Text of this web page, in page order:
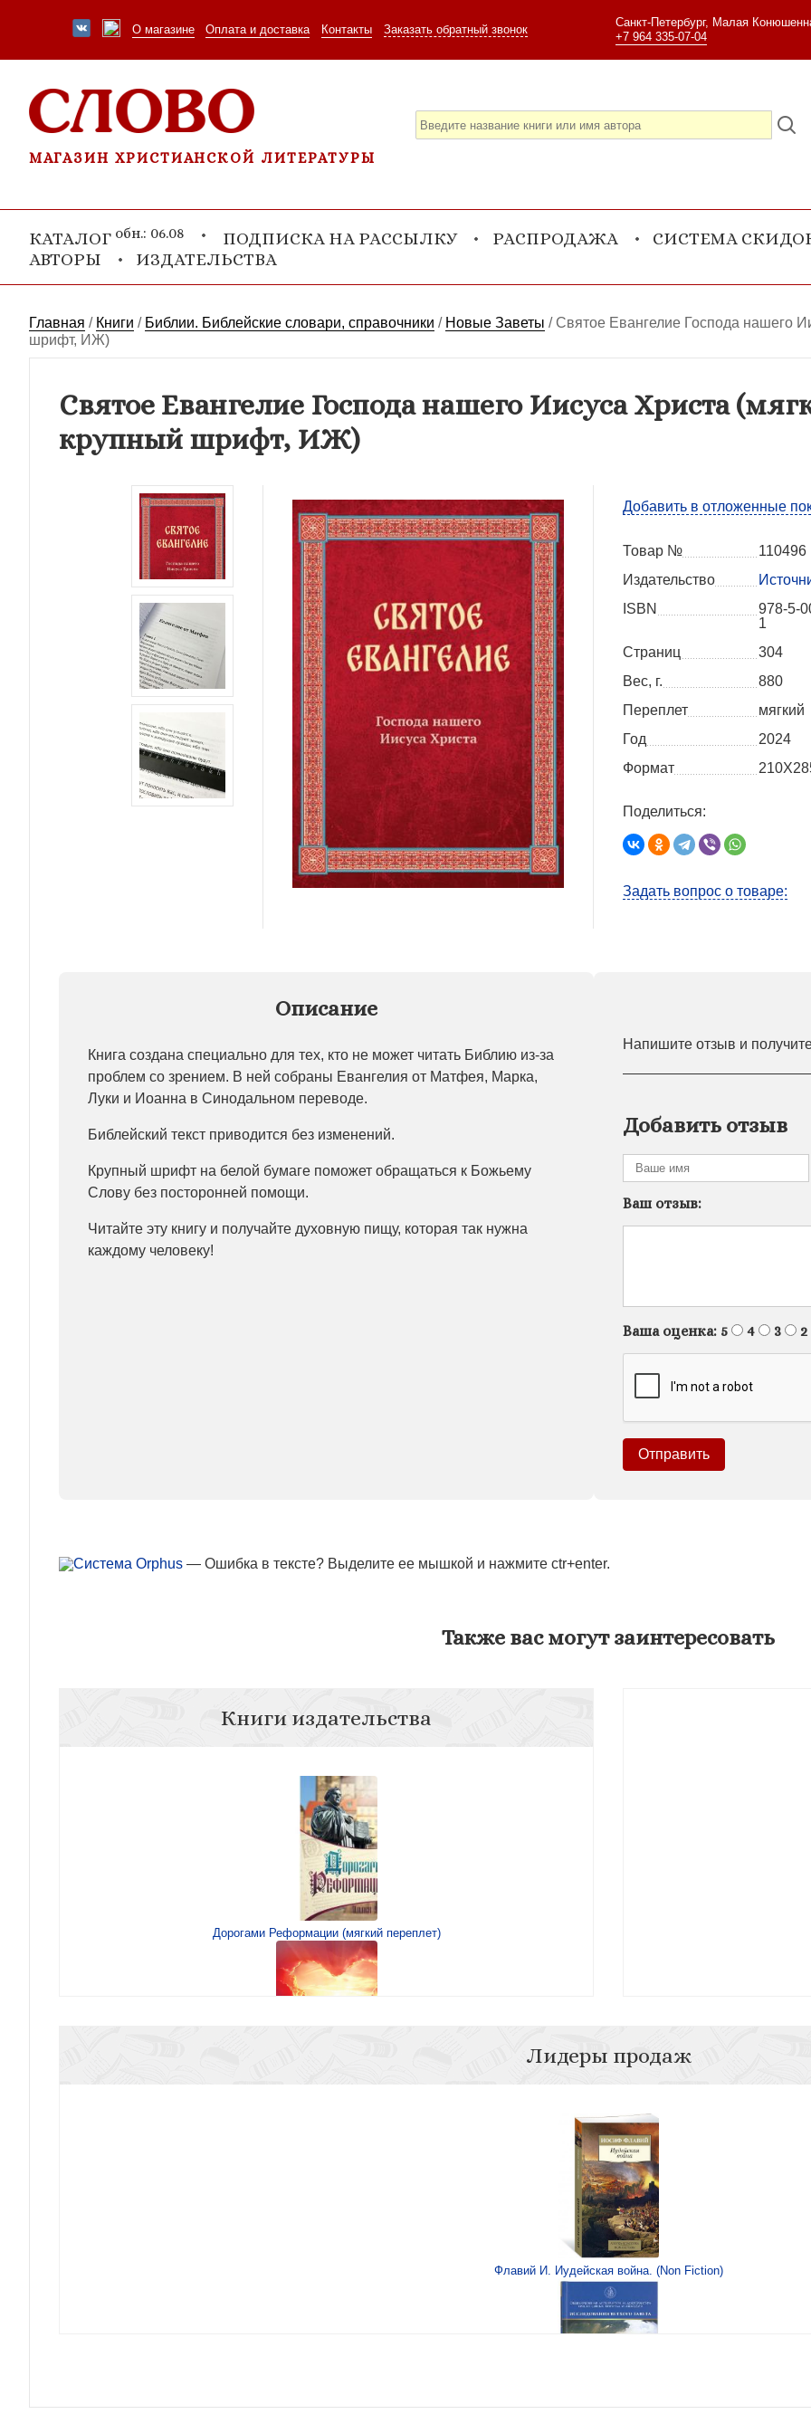
О магазине Оплата и доставка Контакты Заказать обратный звонок
Санкт-Петербург, Малая
+7 964 335-07-04
МАГАЗИН ХРИСТИАНСКОЙ ЛИТЕРАТУРЫ
КАТАЛОГ обн.: 06.08 ПОДПИСКА НА РАССЫЛКУ РАСПРОДАЖА
СИСТЕМА
АВТОРЫ
ИЗДАТЕЛЬСТВА
Главная / Книги / Библии. Библейские словари, справочники / Новые Заветы /Святое Евангелие Господа нашего
шрифт, ИЖ)
Святое Евангелие Господа нашего Иисуса Христа
крупный шрифт, ИЖ)
Добавить в отложенные
Товар №
110496
Издательство
ISBN
978-5-
1
Страниц
304
Вес, г.
880
Переплет
мягкий
Год
2024
Формат
Поделиться:
Задать вопрос о товаре:
Описание
Книга создана специально для тех, кто не может читать Библию из-за
проблем со зрением. В ней собраны Евангелия от Матфея, Марка,
Луки и Иоанна в Синодальном переводе.
Библейский текст приводится без изменений.
Крупный шрифт на белой бумаге поможет обращаться к Божьему
Слову без посторонней помощи.
Читайте эту книгу и получайте духовную пищу, которая так нужна
каждому человеку!
Напишите отзыв и
Добавить отзыв
Ваш отзыв:
Ваша оценка: 5 4 3 2
— Ошибка в тексте? Выделите ее мышкой и нажмите ctr+enter.
Также вас могут заинтересовать
Книги издательства
Дорогами Реформации (мягкий переплет)
Лидеры продаж
Флавий И. Иудейская война. (Non Fiction)